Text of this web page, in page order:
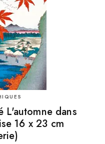
L'automne dans
16 x 23 cm